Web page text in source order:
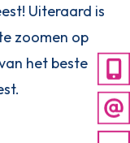
Uiteraard is
zoomen op
het beste